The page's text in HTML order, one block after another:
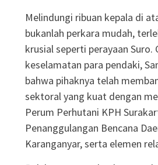
Melindungi ribuan kepala di
bukanlah perkara mudah,
krusial seperti perayaan Suro.
keselamatan para pendaki,
bahwa pihaknya telah
sektoral yang kuat dengan
Perum Perhutani KPH
Penanggulangan Bencana
Karanganyar, serta elemen